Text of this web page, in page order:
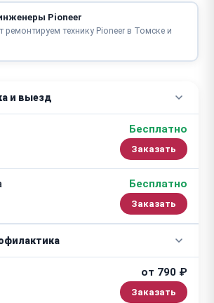
Pioneer
ремонтируем технику Pioneer в Томске и
и выезд
Бесплатно
Заказать
Бесплатно
Заказать
от 790 ₽